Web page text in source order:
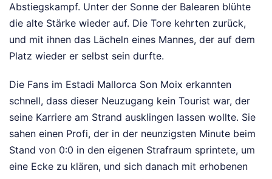
Abstiegskampf. Unter der Sonne der Balearen blühte
die alte Stärke wieder auf. Die Tore kehrten zurück,
und mit ihnen das Lächeln eines Mannes, der auf dem
Platz wieder er selbst sein durfte.
Die Fans im Estadi Mallorca Son Moix erkannten
schnell, dass dieser Neuzugang kein Tourist war, der
seine Karriere am Strand ausklingen lassen wollte. Sie
sahen einen Profi, der in der neunzigsten Minute beim
Stand von 0:0 in den eigenen Strafraum sprintete, um
eine Ecke zu klären, und sich danach mit erhobenen